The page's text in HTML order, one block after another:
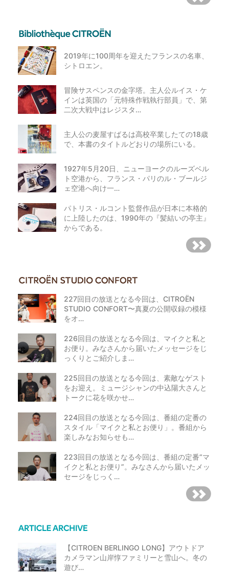
2019年に100周年を迎えたフランスの名車、
シトロエン。
冒険サスペンスの金字塔。主人公ルイス・ケ
インは英国の「元特殊作戦執行部員」で、第
二次大戦中はレジスタ…
主人公の麦屋すばるは高校卒業したての18歳
で、本書のタイトルどおりの場所にいる。
1927年5月20日、ニューヨークのルーズベル
ト空港から、フランス・パリのル・ブールジ
ェ空港へ向け一…
パトリス・ルコント監督作品が日本に本格的
に上陸したのは、1990年の『髪結いの亭主』
からである。
227回目の放送となる今回は、CITROËN
STUDIO CONFORT〜真夏の公開収録の模様
をオ…
226回目の放送となる今回は、マイクと私と
お便り。みなさんから届いたメッセージをじ
っくりとご紹介しま…
225回目の放送となる今回は、素敵なゲスト
をお迎え。ミュージシャンの中込陽大さんと
トークに花を咲かせ…
224回目の放送となる今回は、番組の定番の
スタイル「マイクと私とお便り」。番組から
楽しみなお知らせも…
223回目の放送となる今回は、番組の定番“マ
イクと私とお便り”。みなさんから届いたメッ
セージをじっく…
【CITROEN BERLINGO LONG】アウトドア
カメラマン山岸惇ファミリーと雪山へ。冬の
遊び…